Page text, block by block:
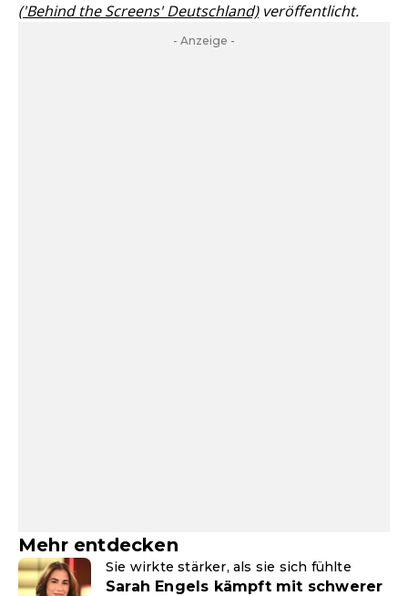
('Behind the Screens' Deutschland)veröffentlicht.
- Anzeige -
Mehr entdecken
Sie wirkte stärker, als sie sich fühlte
Sarah Engels kämpft mit schwerer